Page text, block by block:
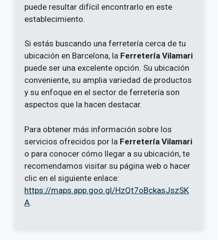
puede resultar difícil encontrarlo en este
establecimiento.
Si estás buscando una ferretería cerca de tu
ubicación en Barcelona, la Ferretería Vilamari
puede ser una excelente opción. Su ubicación
conveniente, su amplia variedad de productos
y su enfoque en el sector de ferretería son
aspectos que la hacen destacar.
Para obtener más información sobre los
servicios ofrecidos por la Ferretería Vilamari
o para conocer cómo llegar a su ubicación, te
recomendamos visitar su página web o hacer
clic en el siguiente enlace:
https://maps.app.goo.gl/HzQt7oBckasJszSK
A.